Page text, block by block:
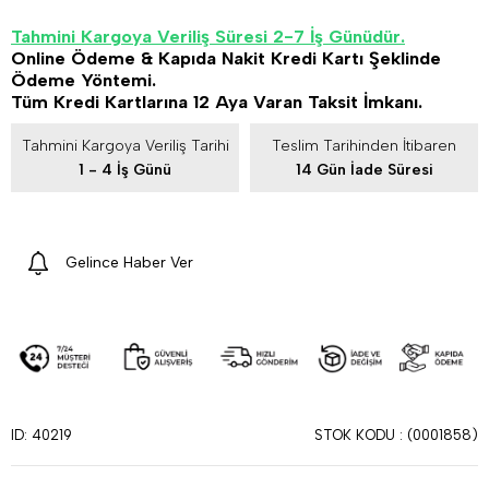
Tahmini Kargoya Veriliş Süresi 2-7 İş Günüdür.
Online Ödeme & Kapıda Nakit Kredi Kartı Şeklinde
Ödeme Yöntemi.
Tüm Kredi Kartlarına 12 Aya Varan Taksit İmkanı.
Tahmini Kargoya Veriliş Tarihi
1 - 4 İş Günü
Teslim Tarihinden İtibaren
14 Gün İade Süresi
Gelince Haber Ver
ID: 40219 STOK KODU (0001858)